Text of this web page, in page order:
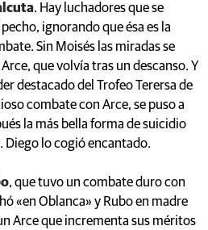
. Hay luchadores que se
ignorando que ésa es la
Sin Moisés las miradas se
que volvía tras un descanso. Y
destacado del Trofeo Terersa de
combate con Arce, se puso a
la más bella forma de suicidio
lo cogió encantado.
, que tuvo un combate duro con
«en Oblanca» y Rubo en madre
Arce que incrementa sus méritos